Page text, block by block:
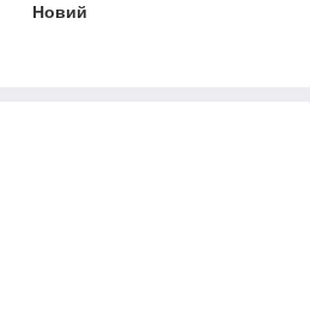
Новий